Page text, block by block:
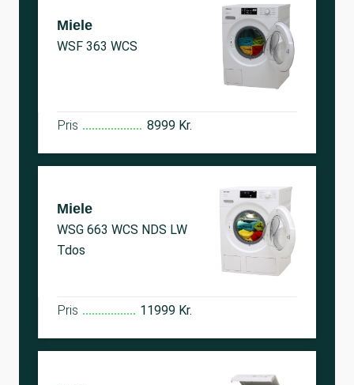
Miele
WSF 363 WCS
Pris 8999 Kr.
Miele
WSG 663 WCS NDS LW
Tdos
Pris 11999 Kr.